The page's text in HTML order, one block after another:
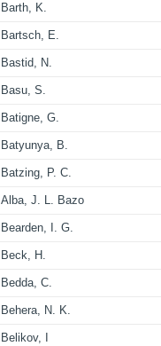
Barth, K.
Bartsch, E.
Bastid, N.
Basu, S.
Batigne, G.
Batyunya, B.
Batzing, P. C.
Alba, J. L. Bazo
Bearden, I. G.
Beck, H.
Bedda, C.
Behera, N. K.
Belikov, I